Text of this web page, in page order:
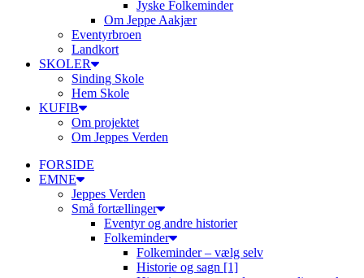
Jyske Folkeminder
Om Jeppe Aakjær
Eventyrbroen
Landkort
SKOLER
Sinding Skole
Hem Skole
KUFIB
Om projektet
Om Jeppes Verden
FORSIDE
EMNE
Jeppes Verden
Små fortællinger
Eventyr og andre historier
Folkeminder
Folkeminder – vælg selv
Historie og sagn [1]